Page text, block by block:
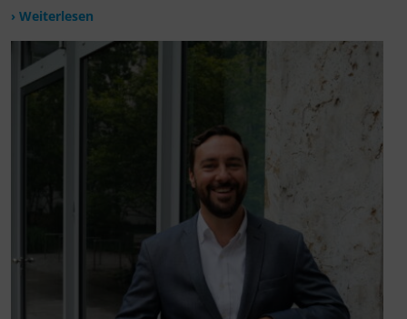
› Weiterlesen